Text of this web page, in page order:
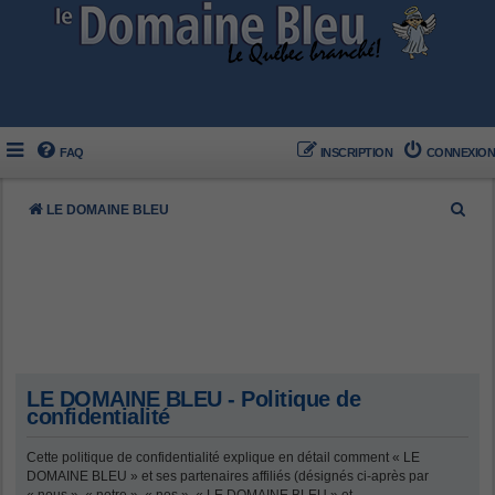
FAQ CONNEXION
INSCRIPTION
LE DOMAINE BLEU
LE DOMAINE BLEU - Politique de
confidentialité
Cette politique de confidentialité explique en détail comment « LE
DOMAINE BLEU » et ses partenaires affiliés (désignés ci-après par